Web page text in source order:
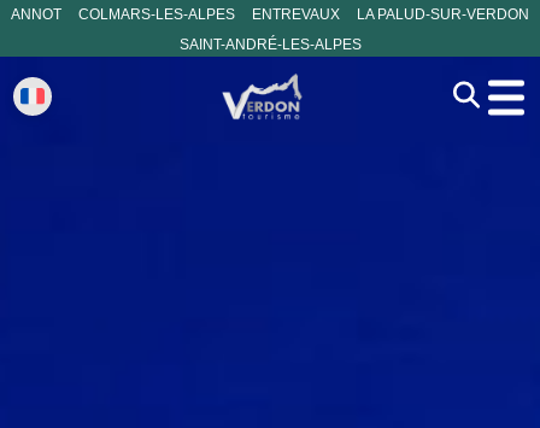
ANNOT COLMARS-LES-ALPES ENTREVAUX
LA PALUD-SUR-VERDON
SAINT-ANDRÉ-LES-ALPES